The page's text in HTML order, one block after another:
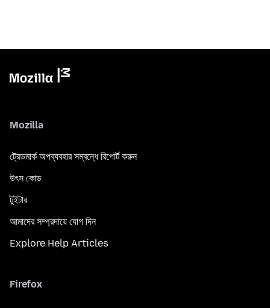
Mozilla
ট্রেডমার্ক অপব্যবহার সম্বন্ধে রিপোর্ট করুন
উৎস কোড
টুইটার
আমাদের সম্প্রদায়ে যোগ দিন
Explore Help Articles
Firefox